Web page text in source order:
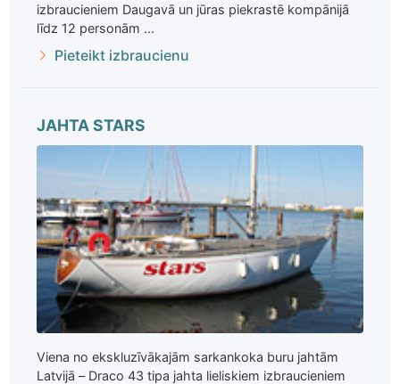
izbraucieniem Daugavā un jūras piekrastē kompānijā
līdz 12 personām ...
Pieteikt izbraucienu
JAHTA STARS
Viena no ekskluzīvākajām sarkankoka buru jahtām
Latvijā – Draco 43 tipa jahta lieliskiem izbraucieniem